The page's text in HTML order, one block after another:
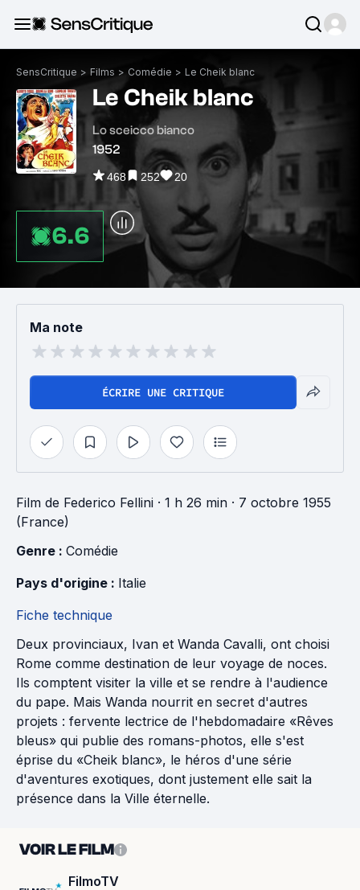
SensCritique > Films > Comédie > Le Cheik blanc
Le Cheik blanc
Lo sceicco bianco
1952
468 252 20
6.6
Ma note
ÉCRIRE UNE CRITIQUE
Film de Federico Fellini · 1 h 26 min · 7 octobre 1955
(France)
Genre : Comédie
Pays d'origine : Italie
Fiche technique
Deux provinciaux, Ivan et Wanda Cavalli, ont choisi
Rome comme destination de leur voyage de noces.
Ils comptent visiter la ville et se rendre à l'audience
du pape. Mais Wanda nourrit en secret d'autres
projets : fervente lectrice de l'hebdomadaire «Rêves
bleus» qui publie des romans-photos, elle s'est
éprise du «Cheik blanc», le héros d'une série
d'aventures exotiques, dont justement elle sait la
présence dans la Ville éternelle.
VOIR LE FILM
FilmoTV